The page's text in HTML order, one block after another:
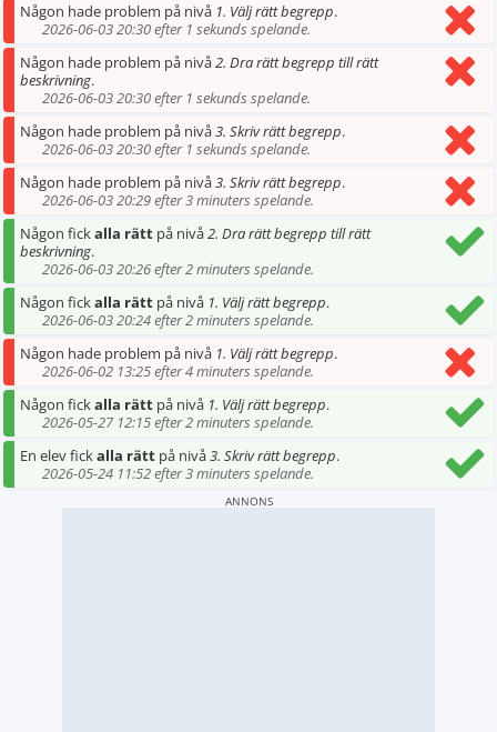
Någon hade problem på nivå 1. Välj rätt begrepp.
2026-06-03 20:30 efter 1 sekunds spelande.
Någon hade problem på nivå2. Dra rätt begrepp till rätt
beskrivning.
2026-06-03 20:30 efter 1 sekunds spelande.
Någon hade problem på nivå3. Skriv rätt begrepp.
2026-06-03 20:30 efter 1 sekunds spelande.
Någon hade problem på nivå3. Skriv rätt begrepp.
2026-06-03 20:29 efter 3 minuters spelande.
Någon fickalla rätt på nivå2. Dra rätt begrepp till rätt
beskrivning.
2026-06-03 20:26 efter 2 minuters spelande.
Någon fickalla rätt på nivå 1. Välj rätt begrepp.
2026-06-03 20:24 efter 2 minuters spelande.
Någon hade problem på nivå 1. Välj rätt begrepp.
2026-06-02 13:25 efter 4 minuters spelande.
Någon fickalla rätt på nivå 1. Välj rätt begrepp.
2026-05-27 12:15 efter 2 minuters spelande.
En elev fickalla rätt på nivå3. Skriv rätt begrepp.
2026-05-24 11:52 efter 3 minuters spelande.
ANNONS